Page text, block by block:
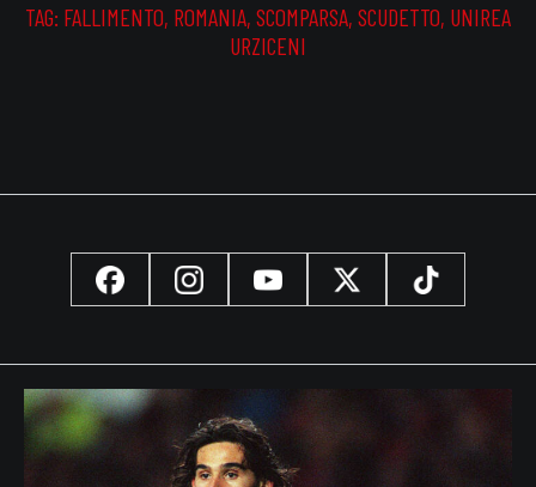
TAG: FALLIMENTO, ROMANIA, SCOMPARSA, SCUDETTO, UNIREA
URZICENI